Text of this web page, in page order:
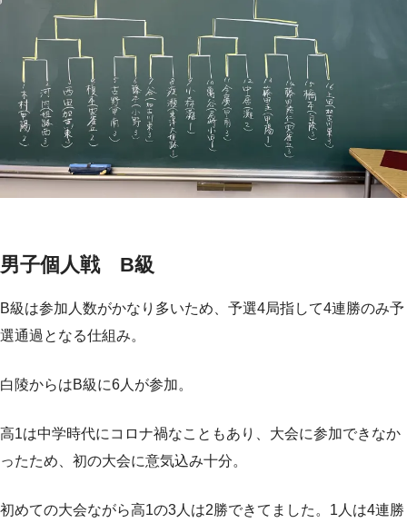
男子個人戦 B級
B級は参加人数がかなり多いため、予選4局指して4連勝のみ予
選通過となる仕組み。
白陵からはB級に6人が参加。
高1は中学時代にコロナ禍なこともあり、大会に参加できなか
ったため、初の大会に意気込み十分。
初めての大会ながら高1の3人は2勝できてました。1人は4連勝